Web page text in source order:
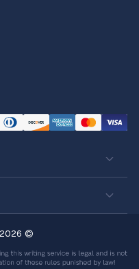
© 2026 Papermasters.org